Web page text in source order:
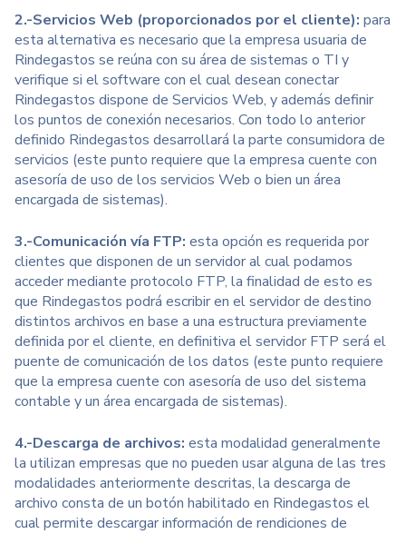
2.-Servicios Web (proporcionados por el cliente): para
esta alternativa es necesario que la empresa usuaria de
Rindegastos se reúna con su área de sistemas o TI y
verifique si el software con el cual desean conectar
Rindegastos dispone de Servicios Web, y además definir
los puntos de conexión necesarios. Con todo lo anterior
definido Rindegastos desarrollará la parte consumidora de
servicios (este punto requiere que la empresa cuente con
asesoría de uso de los servicios Web o bien un área
encargada de sistemas).
3.-Comunicación vía FTP: esta opción es requerida por
clientes que disponen de un servidor al cual podamos
acceder mediante protocolo FTP, la finalidad de esto es
que Rindegastos podrá escribir en el servidor de destino
distintos archivos en base a una estructura previamente
definida por el cliente, en definitiva el servidor FTP será el
puente de comunicación de los datos (este punto requiere
que la empresa cuente con asesoría de uso del sistema
contable y un área encargada de sistemas).
4.-Descarga de archivos: esta modalidad generalmente
la utilizan empresas que no pueden usar alguna de las tres
modalidades anteriormente descritas, la descarga de
archivo consta de un botón habilitado en Rindegastos el
cual permite descargar información de rendiciones de